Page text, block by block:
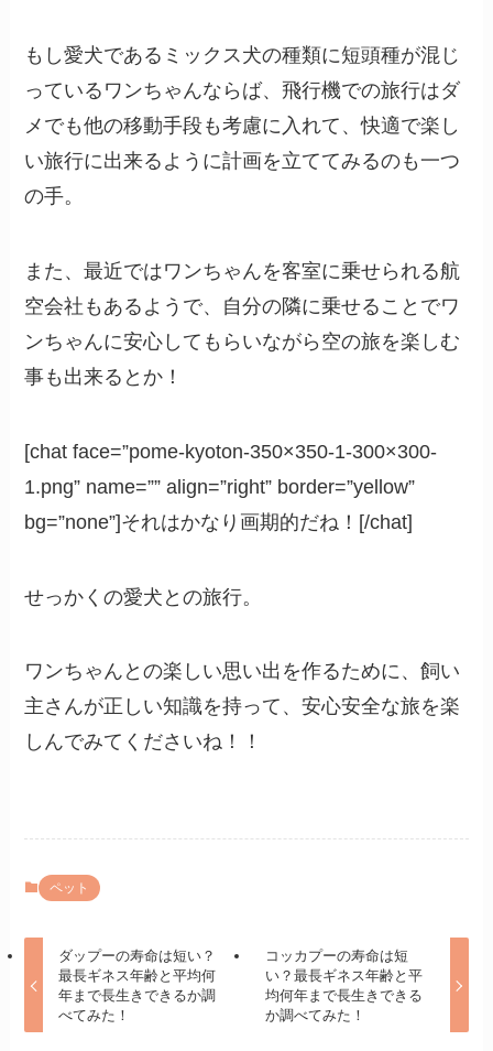
もし愛犬であるミックス犬の種類に短頭種が混じ
っているワンちゃんならば、飛行機での旅行はダ
メでも他の移動手段も考慮に入れて、快適で楽し
い旅行に出来るように計画を立ててみるのも一つ
の手。
また、最近ではワンちゃんを客室に乗せられる航
空会社もあるようで、自分の隣に乗せることでワ
ンちゃんに安心してもらいながら空の旅を楽しむ
事も出来るとか！
[chat face=”pome-kyoton-350×350-1-300×300-
1.png” name=”” align=”right” border=”yellow”
bg=”none”]それはかなり画期的だね！[/chat]
せっかくの愛犬との旅行。
ワンちゃんとの楽しい思い出を作るために、飼い
主さんが正しい知識を持って、安心安全な旅を楽
しんでみてくださいね！！
ペット
ダップーの寿命は短い？
最長ギネス年齢と平均何
年まで長生きできるか調
べてみた！
コッカプーの寿命は短
い？最長ギネス年齢と平
均何年まで長生きできる
か調べてみた！